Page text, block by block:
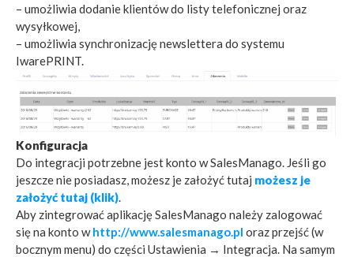
– umożliwia dodanie klientów do listy telefonicznej oraz
wysyłkowej,
– umożliwia synchronizację newslettera do systemu
IwarePRINT.
Konfiguracja
Do integracji potrzebne jest konto w SalesManago. Jeśli go
jeszcze nie posiadasz, możesz je założyć tutaj możesz je
założyć tutaj (klik)
Aby zintegrować aplikację SalesManago należy zalogować
się na konto whttp://www.salesmanago.pl oraz przejść (w
bocznym menu) do części Ustawienia → Integracja. Na samym